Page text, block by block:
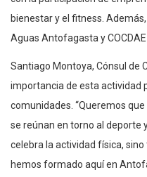
bienestar y el fitness.
Aguas Antofagasta y
Santiago Montoya, Cónsul de
importancia de esta actividad
comunidades. “Queremos
se reúnan en torno al deporte
celebra la actividad física,
hemos formado aquí en